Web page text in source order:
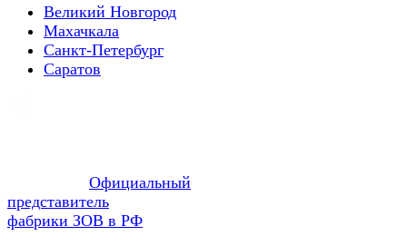
Великий Новгород
Махачкала
Санкт-Петербург
Саратов
Официальный
представитель
фабрики ЗОВ в РФ